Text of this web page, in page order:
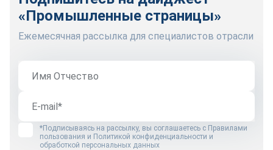
«Промышленные страницы»
Ежемесячная рассылка для специалистов отрасли
*Подписываясь на рассылку, вы соглашаетесь с Правилами
пользования и Политикой конфиденциальности и
обработкой персональных данных